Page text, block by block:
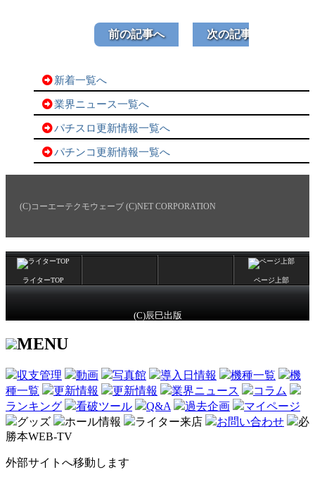
前の記事へ 次の記事へ
新着一覧へ
業界ニュース一覧へ
パチスロ更新情報一覧へ
パチンコ更新情報一覧へ
(C)コーエーテクモウェーブ (C)NET CORPORATION
ライターTOP ページ上部
(C)辰巳出版
MENU
収支管理 動画 写真館 導入日情報 機種一覧
機
種一覧
更新情報 更新情報 業界ニュース
コラム
ランキング
看破ツール Q&A 過去企画
マイページ
グッズ
ホール情報 ライター来店 お問い合わせ
必
勝本WEB-TV
外部サイトへ移動します